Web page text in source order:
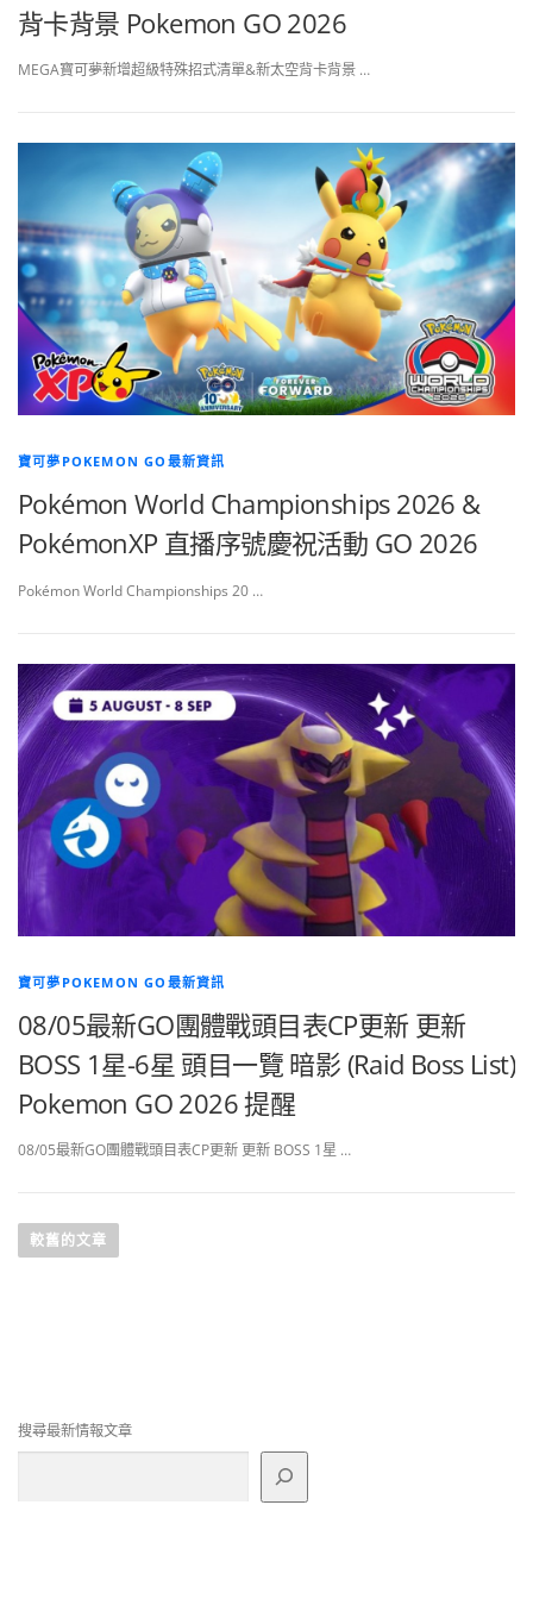
背卡背景 Pokemon GO 2026
MEGA寶可夢新增超級特殊招式清單&新太空背卡背景 …
寶可夢POKEMON GO最新資訊
Pokémon World Championships 2026 &
PokémonXP 直播序號慶祝活動 GO 2026
Pokémon World Championships 20 …
寶可夢POKEMON GO最新資訊
08/05最新GO團體戰頭目表CP更新 更新
BOSS 1星-6星 頭目一覽 暗影 (Raid Boss List)
Pokemon GO 2026 提醒
08/05最新GO團體戰頭目表CP更新 更新 BOSS 1星 …
章
較舊的文章
搜尋最新情報文章